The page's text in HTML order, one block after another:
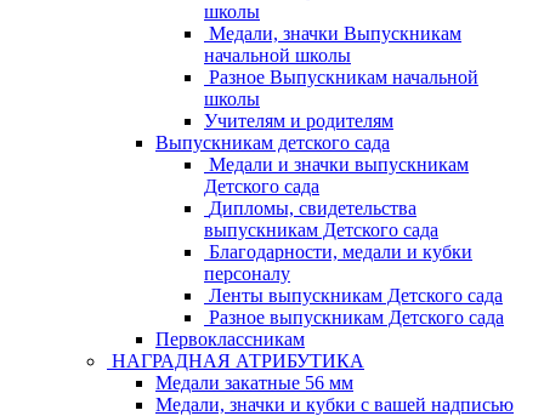
школы
Медали, значки Выпускникам
начальной школы
Разное Выпускникам начальной
школы
Учителям и родителям
Выпускникам детского сада
Медали и значки выпускникам
Детского сада
Дипломы, свидетельства
выпускникам Детского сада
Благодарности, медали и кубки
персоналу
Ленты выпускникам Детского сада
Разное выпускникам Детского сада
Первоклассникам
НАГРАДНАЯ АТРИБУТИКА
Медали закатные 56 мм
Медали, значки и кубки с вашей надписью